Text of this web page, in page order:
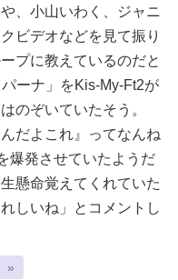
、小山いわく、ジャニ
ビデオなどを見て振り
プに教えているのだと
ーナ」をKis-My-Ft2が
のぞいていたそう。
だよこれ』ってなんね
爆発させていたようだ
懸命覚えてくれていた
しいね」とコメントし
»